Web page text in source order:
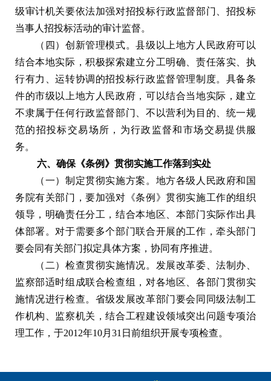
级审计机关要依法加强对招投标行政监督部门、招投标
当事人招投标活动的审计监督。
（四）创新管理模式。县级以上地方人民政府可以
结合本地实际，积极探索建立分工明确、责任落实、执
行有力、运转协调的招投标行政监督管理制度。具备条
件的市级以上地方人民政府，可以结合当地实际，建立
不隶属于任何行政监督部门、不以营利为目的、统一规
范的招投标交易场所，为行政监督和市场交易提供服
务。
六、确保《条例》贯彻实施工作落到实处
（一）制定贯彻实施方案。地方各级人民政府和国
务院有关部门，要加强对《条例》贯彻实施工作的组织
领导，明确责任分工，结合本地区、本部门实际作出具
体部署。对于需要多个部门联合开展的工作，牵头部门
要会同有关部门拟定具体方案，协同有序推进。
（二）检查贯彻实施情况。发展改革委、法制办、
监察部适时组成联合检查组，对各地区、各部门贯彻实
施情况进行检查。省级发展改革部门要会同同级法制工
作机构、监察机关，结合工程建设领域突出问题专项治
理工作，于2012年10月31日前组织开展专项检查。